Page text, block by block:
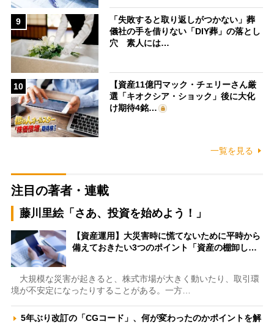
9
「失敗すると取り返しがつかない」葬
儀社の手を借りない「DIY葬」の落とし
穴 素人には…
10
【資産11億円マック・チェリーさん厳
選「キオクシア・ショック」後に大化
け期待4銘…
一覧を見る
注目の著者・連載
藤川里絵「さあ、投資を始めよう！」
【資産運用】大災害時に慌てないために平時から
備えておきたい3つのポイント「資産の棚卸し…
大規模な災害が起きると、株式市場が大きく動いたり、取引環
境が不安定になったりすることがある。一方…
5年ぶり改訂の「CGコード」、何が変わったのかポイントを解